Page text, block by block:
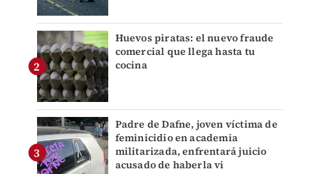
Huevos piratas: el nuevo fraude
comercial que llega hasta tu
cocina
Padre de Dafne, joven víctima de
feminicidio en academia
militarizada, enfrentará juicio
acusado de haberla vi